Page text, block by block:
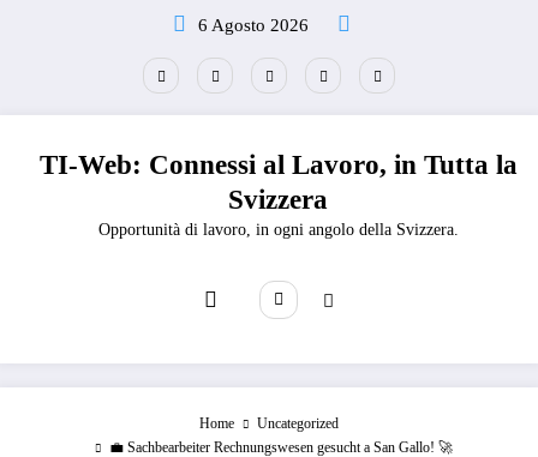
6 Agosto 2026
TI-Web: Connessi al Lavoro, in Tutta la
Svizzera
Opportunità di lavoro, in ogni angolo della Svizzera.
Home
Uncategorized
💼 Sachbearbeiter Rechnungswesen gesucht a San Gallo! 🚀